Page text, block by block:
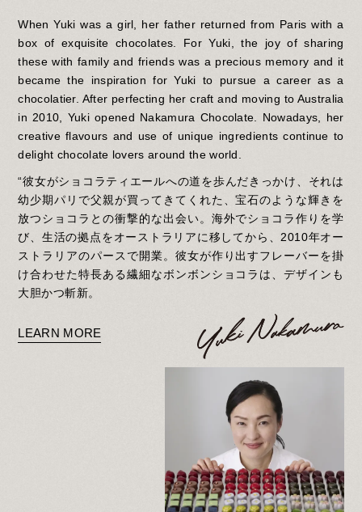
When Yuki was a girl, her father returned from Paris with a
box of exquisite chocolates. For Yuki, the joy of sharing
these with family and friends was a precious memory and it
became the inspiration for Yuki to pursue a career as a
chocolatier. After perfecting her craft and moving to Australia
in 2010, Yuki opened Nakamura Chocolate. Nowadays, her
creative flavours and use of unique ingredients continue to
delight chocolate lovers around the world.
“彼女がショコラティエールへの道を歩んだきっかけ、それは
幼少期パリで父親が買ってきてくれた、宝石のような輝きを
放つショコラとの衝撃的な出会い。海外でショコラ作りを学
び、生活の拠点をオーストラリアに移してから、2010年オー
ストラリアのパースで開業。彼女が作り出すフレーバーを掛
け合わせた特長ある繊細なボンボンショコラは、デザインも
大胆かつ斬新。
LEARN MORE